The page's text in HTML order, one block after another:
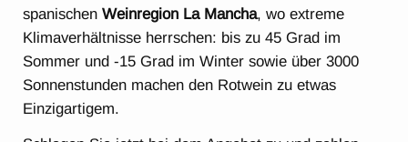
spanischenWeinregion La Mancha, wo extreme
Klimaverhältnisse herrschen: bis zu 45 Grad im
Sommer und -15 Grad im Winter sowie über 3000
Sonnenstunden machen den Rotwein zu etwas
Einzigartigem.